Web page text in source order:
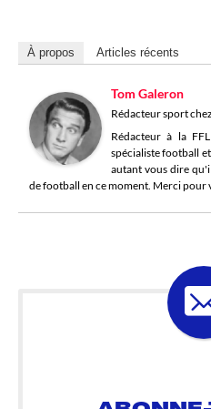
À propos Articles récents
Tom Galeron
Rédacteur sportchez
Rédacteur à la
spécialiste football
autant vous dire
de football en ce moment. Merci